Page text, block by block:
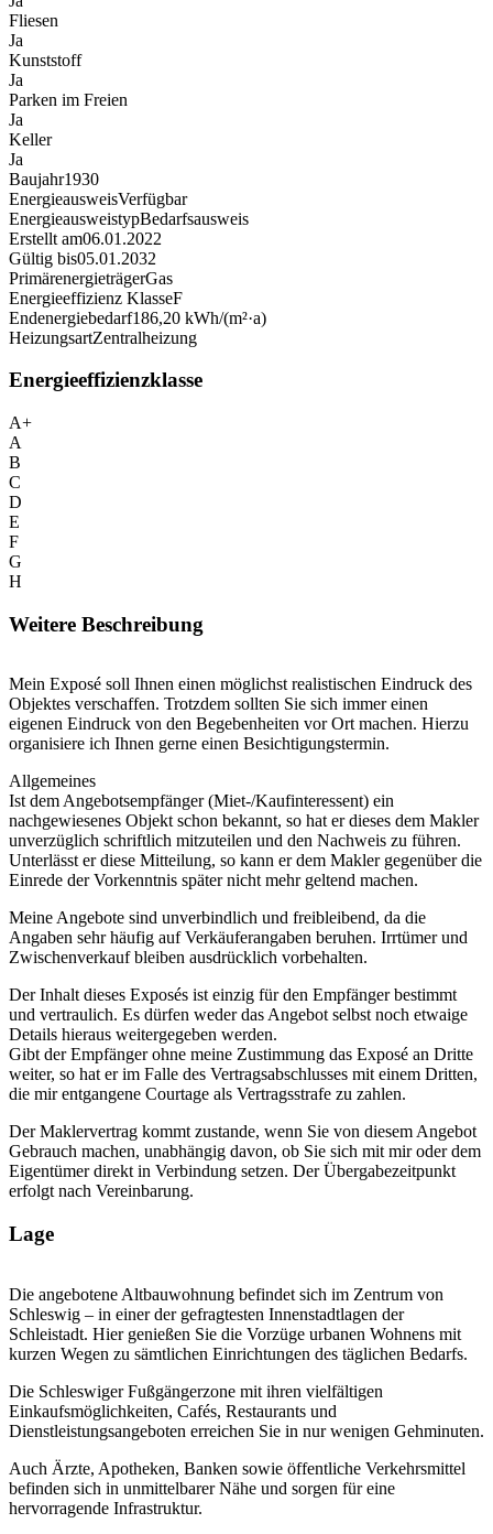
Fliesen
Ja
Kunststoff
Ja
Parken im Freien
Ja
Keller
Ja
Baujahr1930
EnergieausweisVerfügbar
Energie­ausweistypBedarfsausweis
Erstellt am06.01.2022
Gültig bis05.01.2032
PrimärenergieträgerGas
Energieeffizienz KlasseF
Endenergiebedarf186,20 kWh/(m²·a)
HeizungsartZentralheizung
Energieeffizienzklasse
A+
A
B
C
D
E
F
G
H
Weitere Beschreibung
Mein Exposé soll Ihnen einen möglichst realistischen Eindruck des
Objektes verschaffen. Trotzdem sollten Sie sich immer einen
eigenen Eindruck von den Begebenheiten vor Ort machen. Hierzu
organisiere ich Ihnen gerne einen Besichtigungstermin.
Allgemeines
Ist dem Angebotsempfänger (Miet-/Kaufinteressent) ein
nachgewiesenes Objekt schon bekannt, so hat er dieses dem Makler
unverzüglich schriftlich mitzuteilen und den Nachweis zu führen.
Unterlässt er diese Mitteilung, so kann er dem Makler gegenüber die
Einrede der Vorkenntnis später nicht mehr geltend machen.
Meine Angebote sind unverbindlich und freibleibend, da die
Angaben sehr häufig auf Verkäuferangaben beruhen. Irrtümer und
Zwischenverkauf bleiben ausdrücklich vorbehalten.
Der Inhalt dieses Exposés ist einzig für den Empfänger bestimmt
und vertraulich. Es dürfen weder das Angebot selbst noch etwaige
Details hieraus weitergegeben werden.
Gibt der Empfänger ohne meine Zustimmung das Exposé an Dritte
weiter, so hat er im Falle des Vertragsabschlusses mit einem Dritten,
die mir entgangene Courtage als Vertragsstrafe zu zahlen.
Der Maklervertrag kommt zustande, wenn Sie von diesem Angebot
Gebrauch machen, unabhängig davon, ob Sie sich mit mir oder dem
Eigentümer direkt in Verbindung setzen. Der Übergabezeitpunkt
erfolgt nach Vereinbarung.
Lage
Die angebotene Altbauwohnung befindet sich im Zentrum von
Schleswig – in einer der gefragtesten Innenstadtlagen der
Schleistadt. Hier genießen Sie die Vorzüge urbanen Wohnens mit
kurzen Wegen zu sämtlichen Einrichtungen des täglichen Bedarfs.
Die Schleswiger Fußgängerzone mit ihren vielfältigen
Einkaufsmöglichkeiten, Cafés, Restaurants und
Dienstleistungsangeboten erreichen Sie in nur wenigen Gehminuten.
Auch Ärzte, Apotheken, Banken sowie öffentliche Verkehrsmittel
befinden sich in unmittelbarer Nähe und sorgen für eine
hervorragende Infrastruktur.